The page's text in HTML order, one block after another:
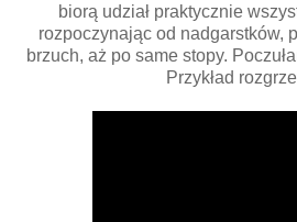
biorą udział praktycznie
rozpoczynając od nadgarstków,
brzuch, aż po same stopy.
Przykład